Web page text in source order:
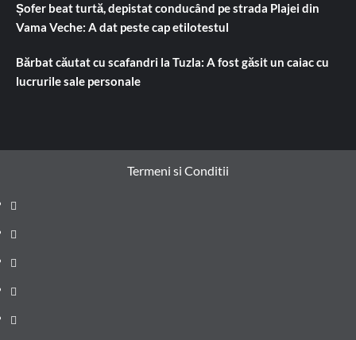
Șofer beat turtă, depistat conducând pe strada Plajei din
Vama Veche: A dat peste cap etilotestul
Bărbat căutat cu scafandri la Tuzla: A fost găsit un caiac cu
lucrurile sale personale
Termeni si Conditii
Prima
pagină
Știri
de
ultima
Administrație
locală
Actualitate
Justiție